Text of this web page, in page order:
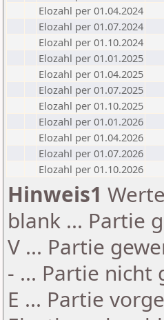
Elozahl per 01.04.2024
Elozahl per 01.07.2024
Elozahl per 01.10.2024
Elozahl per 01.01.2025
Elozahl per 01.04.2025
Elozahl per 01.07.2025
Elozahl per 01.10.2025
Elozahl per 01.01.2026
Elozahl per 01.04.2026
Elozahl per 01.07.2026
Elozahl per 01.10.2026
Hinweis1
blank ... Partie
V ... Partie
- ... Partie nicht
E ... Partie